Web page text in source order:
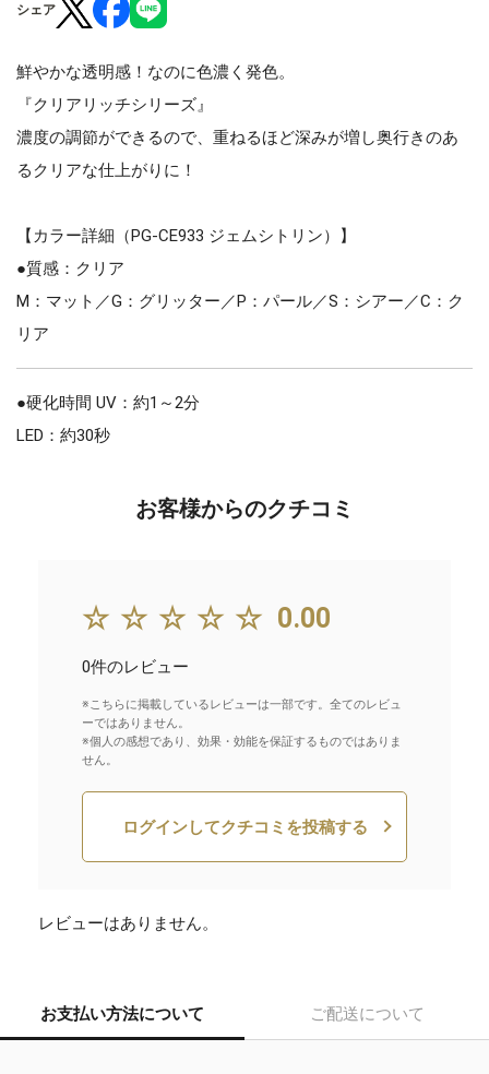
シェア
鮮やかな透明感！なのに色濃く発色。
『クリアリッチシリーズ』
濃度の調節ができるので、重ねるほど深みが増し奥行きのあ
るクリアな仕上がりに！
【カラー詳細（PG-CE933 ジェムシトリン）】
●質感：クリア
M：マット／G：グリッター／P：パール／S：シアー／C：ク
リア
●硬化時間 UV：約1～2分
LED：約30秒
お客様からのクチコミ
☆☆☆☆☆ 0.00
0件のレビュー
※こちらに掲載しているレビューは一部です。全てのレビュ
ーではありません。
※個人の感想であり、効果・効能を保証するものではありま
せん。
ログインしてクチコミを投稿する
レビューはありません。
お支払い方法について ご配送について